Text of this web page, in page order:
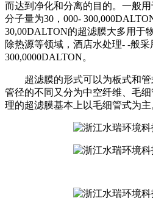
而达到净化和分离的目的。一般
分子量为30，000-
30,00DALTON的超滤膜大多用于
除热源等领域，酒店水处理- -般采
300,0000DALTON。
超滤膜的形式可以为板式和
管径的不同又分为中空纤维、毛
理的超滤膜基本上以毛细管式为主